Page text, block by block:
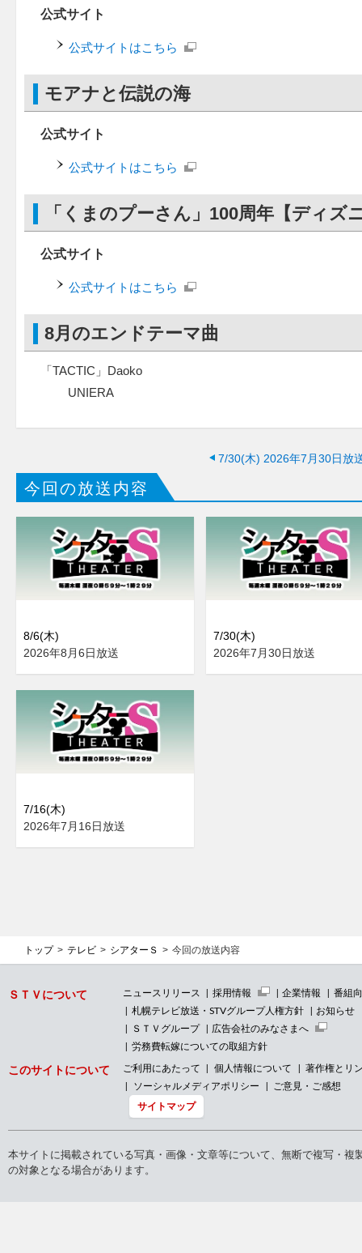
公式サイト
公式サイトはこちら
モアナと伝説の海
公式サイト
公式サイトはこちら
「くまのプーさん」100周年【ディズ
公式サイト
公式サイトはこちら
8月のエンドテーマ曲
「TACTIC」Daoko
UNIERA
7/30(木) 2026年7月30日放
今回の放送内容
8/6(木)
2026年8月6日放送
7/30(木)
2026年7月30日放送
7/16(木)
2026年7月16日放送
トップ テレビ シアターＳ 今回の放送内容
ＳＴＶについて ニュースリリース 採用情報 企業情報
番組
札幌テレビ放送・STVグループ人権方針
お知らせ
ＳＴＶグループ
広告会社のみなさまへ
労務費転嫁についての取組方針
このサイトについて ご利用にあたって 個人情報について
著作権とリ
ソーシャルメディアポリシー
ご意見・ご感想
サイトマップ
本サイトに掲載されている写真・画像・文章等について、無断で複写・
の対象となる場合があります。